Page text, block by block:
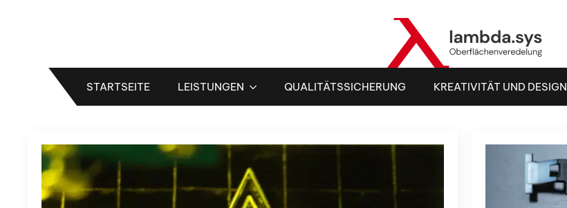
STARTSEITE LEISTUNGEN QUALITÄTSSICHERUNG KREATIVITÄT UND DESIGN
Kategoria:Bez kategorii